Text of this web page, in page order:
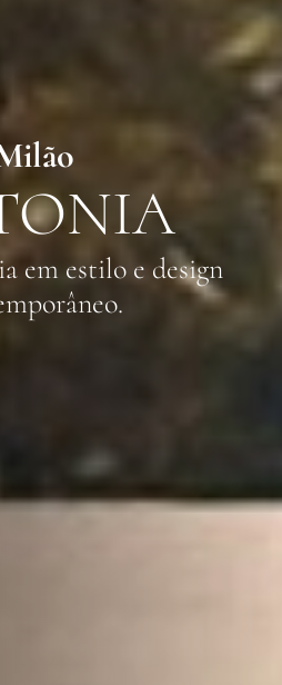
em estilo e design